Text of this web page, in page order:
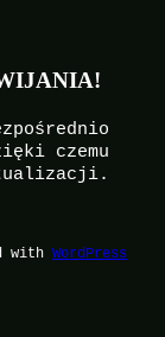
czemu
with WordPress